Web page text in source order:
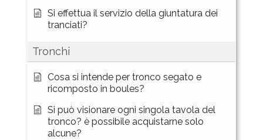
Si effettua il servizio della giuntatura dei
tranciati?
Tronchi
Cosa si intende per tronco segato e
ricomposto in boules?
Si può visionare ogni singola tavola del
tronco? è possibile acquistarne solo
alcune?